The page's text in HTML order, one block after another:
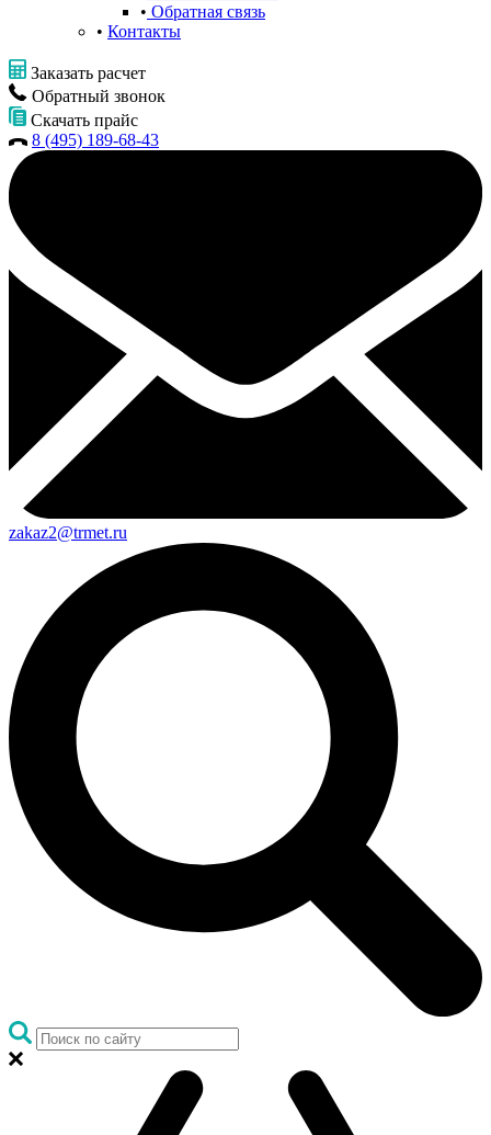
Обратная связь
Контакты
Заказать расчет
Обратный звонок
Скачать прайс
8 (495) 189-68-43
zakaz2@trmet.ru